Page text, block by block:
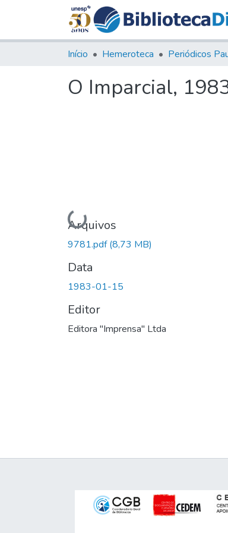
Início Hemeroteca Periódicos
O Imparcial,
Carregando...
Arquivos
9781.pdf(8,73 MB)
Data
1983-01-15
Editor
Editora "Imprensa" Ltda